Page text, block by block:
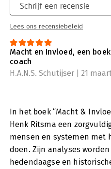
Schrijf een recensie
Lees ons recensiebeleid
Macht en Invloed, een
coach
H.A.N.S. Schutijser | 21 maart
In het boek “Macht &
Henk Ritsma een
mensen en systemen met
doen. Zijn analyses
hedendaagse en